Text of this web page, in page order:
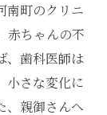
南町のクリニ
赤ちゃんの不
、歯科医師は
小さな変化に
、親御さんへ